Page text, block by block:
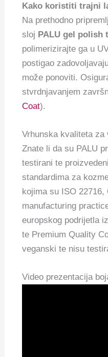
Kako koristiti trajni
Na prethodno
sloj PALU gel polish
polimerizirajte ga u
postigao
može ponoviti.
stvrdnjavanjem
Coat).
Vrhunska kvaliteta za
Znate li da su PALU
testirani te
standardima za
kojima su ISO 22716,
manufacturing
europskog podrijetla
te Premium Quality
veganski te nisu
Video prezentacija